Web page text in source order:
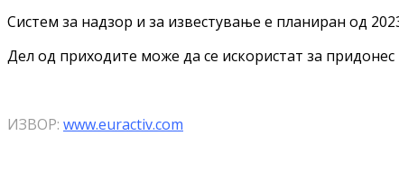
Систем за надзор и за известување е планиран од
Дел од приходите може да се искористат за
ИЗВОР: www.euractiv.com